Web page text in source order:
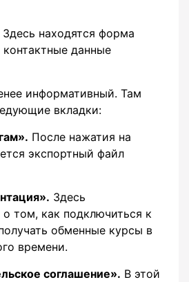
Здесь находятся форма
контактные данные
информативный. Там
вкладки:
После нажатия на
экспортный файл
Здесь
о том, как подключиться к
обменные курсы в
времени.
соглашение». В этой